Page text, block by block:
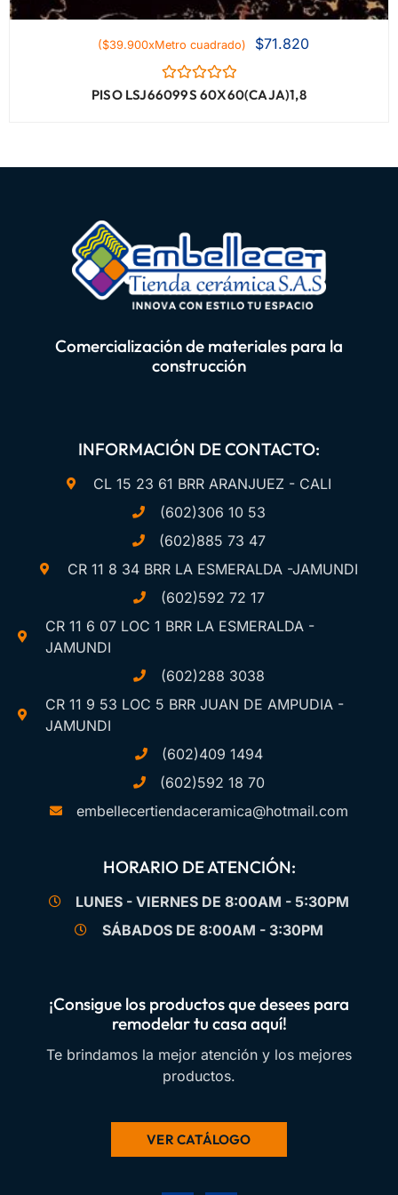
($39.900xMetro cuadrado) $71.820
Valorado
PISO LSJ66099S 60X60(CAJA)1,8
Comercialización de materiales para la
construcción
INFORMACIÓN DE CONTACTO:
CL 15 23 61 BRR ARANJUEZ - CALI
(602)306 10 53
(602)885 73 47
CR 11 8 34 BRR LA ESMERALDA -JAMUNDI
(602)592 72 17
CR 11 6 07 LOC 1 BRR LA ESMERALDA -
JAMUNDI
(602)288 3038
CR 11 9 53 LOC 5 BRR JUAN DE AMPUDIA -
JAMUNDI
(602)409 1494
(602)592 18 70
embellecertiendaceramica@hotmail.com
HORARIO DE ATENCIÓN:
LUNES - VIERNES DE 8:00AM - 5:30PM
SÁBADOS DE 8:00AM - 3:30PM
¡Consigue los productos que desees para
remodelar tu casa aquí!
Te brindamos la mejor atención y los mejores
productos.
VER CATÁLOGO